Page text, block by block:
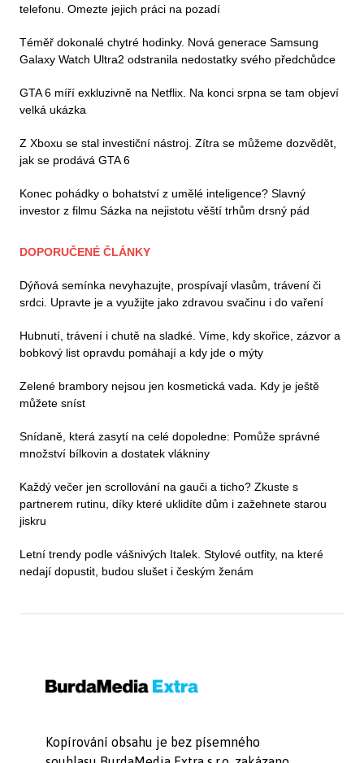
telefonu. Omezte jejich práci na pozadí
Téměř dokonalé chytré hodinky. Nová generace Samsung
Galaxy Watch Ultra2 odstranila nedostatky svého předchůdce
GTA 6 míří exkluzivně na Netflix. Na konci srpna se tam objeví
velká ukázka
Z Xboxu se stal investiční nástroj. Zítra se můžeme dozvědět,
jak se prodává GTA 6
Konec pohádky o bohatství z umělé inteligence? Slavný
investor z filmu Sázka na nejistotu věští trhům drsný pád
DOPORUČENÉ ČLÁNKY
Dýňová semínka nevyhazujte, prospívají vlasům, trávení či
srdci. Upravte je a využijte jako zdravou svačinu i do vaření
Hubnutí, trávení i chutě na sladké. Víme, kdy skořice, zázvor a
bobkový list opravdu pomáhají a kdy jde o mýty
Zelené brambory nejsou jen kosmetická vada. Kdy je ještě
můžete sníst
Snídaně, která zasytí na celé dopoledne: Pomůže správné
množství bílkovin a dostatek vlákniny
Každý večer jen scrollování na gauči a ticho? Zkuste s
partnerem rutinu, díky které uklidíte dům i zažehnete starou
jiskru
Letní trendy podle vášnivých Italek. Stylové outfity, na které
nedají dopustit, budou slušet i českým ženám
Kopírování obsahu je bez písemného